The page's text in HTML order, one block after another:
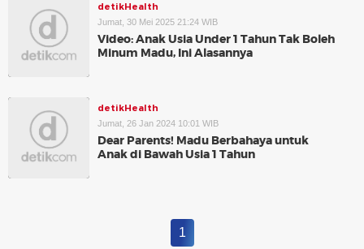
detikHealth
Jumat, 30 Mei 2025 21:24 WIB
Video: Anak Usia Under 1 Tahun Tak Boleh
Minum Madu, Ini Alasannya
detikHealth
Jumat, 26 Jan 2024 10:01 WIB
Dear Parents! Madu Berbahaya untuk
Anak di Bawah Usia 1 Tahun
1